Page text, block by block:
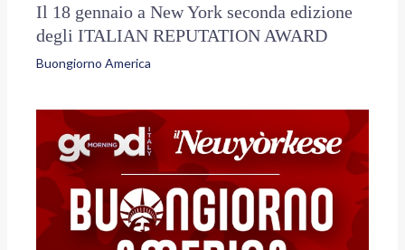
Il 18 gennaio a New York seconda edizione
degli ITALIAN REPUTATION AWARD
Buongiorno America